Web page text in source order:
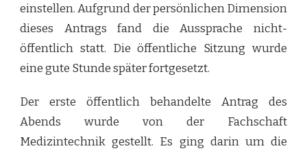
einstellen. Aufgrund der persönlichen Dimension
dieses Antrags fand die Aussprache nicht-
öffentlich statt. Die öffentliche Sitzung wurde
eine gute Stunde später fortgesetzt.
Der erste öffentlich behandelte Antrag des
Abends wurde von der Fachschaft
Medizintechnik gestellt. Es ging darin um die